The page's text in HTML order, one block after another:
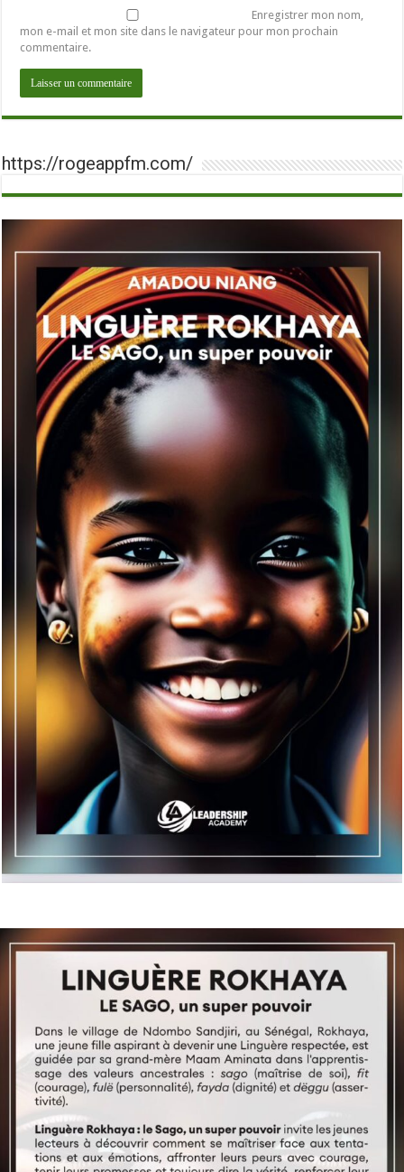
Enregistrer mon nom,
mon e-mail et mon site dans le navigateur pour mon prochain
commentaire.
https://rogeappfm.com/